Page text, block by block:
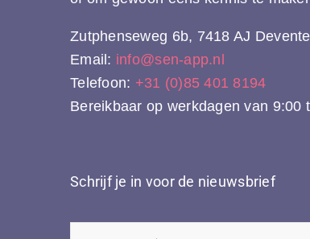
Zutphenseweg 6b, 7418 AJ
Email: info@sen-app.nl
Telefoon: +31 (0)85 401 8194
Bereikbaar op werkdagen van 9:00
Schrijf je in voor de nieuwsbrief